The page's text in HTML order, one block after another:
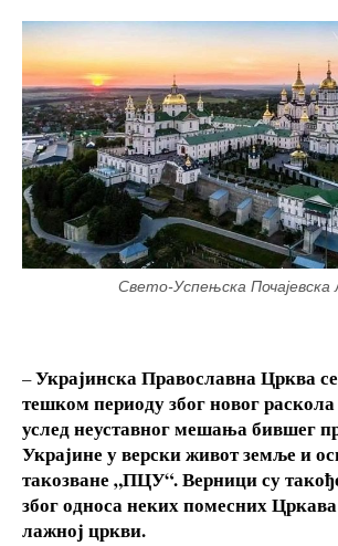
Свето-Успењска Почајевска
–Украјинска Православна Црква
тешком периоду због новог раскола
услед неуставног мешања бившег
Украјине у верски живот земље и
такозване „ПЦУ“. Верници су
због односа неких помесних
лажној цркви.